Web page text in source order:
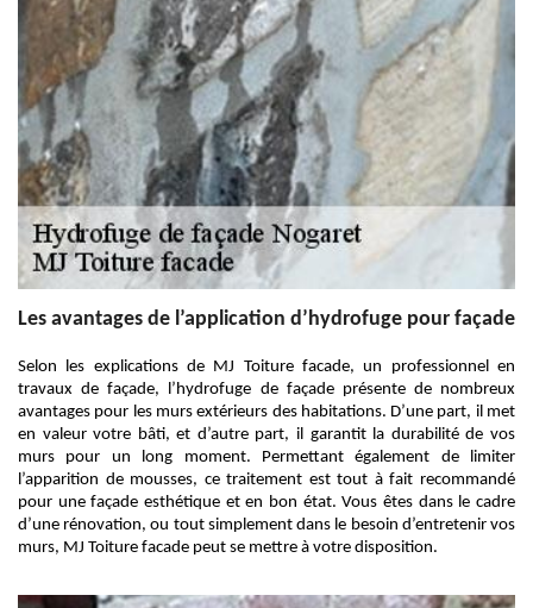
Les avantages de l’application d’hydrofuge pour façade
Selon les explications de MJ Toiture facade, un professionnel en
travaux de façade, l’hydrofuge de façade présente de nombreux
avantages pour les murs extérieurs des habitations. D’une part, il met
en valeur votre bâti, et d’autre part, il garantit la durabilité de vos
murs pour un long moment. Permettant également de limiter
l’apparition de mousses, ce traitement est tout à fait recommandé
pour une façade esthétique et en bon état. Vous êtes dans le cadre
d’une rénovation, ou tout simplement dans le besoin d’entretenir vos
murs, MJ Toiture facade peut se mettre à votre disposition.